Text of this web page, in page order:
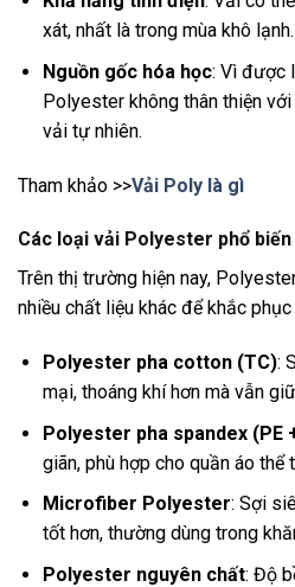
xát, nhất là trong mùa khô lạnh.
Nguồn gốc hóa học: Vì được
Polyester không thân thiện
vải tự nhiên.
Tham khảo >>Vải Poly là gì
Các loại vải Polyester phổ biến
Trên thị trường hiện nay,
nhiều chất liệu khác để khắc
Polyester pha cotton (TC):
mại, thoáng khí hơn mà vẫn
Polyester pha spandex (PE
giãn, phù hợp cho quần áo thể
Microfiber Polyester: Sợi
tốt hơn, thường dùng trong
Polyester nguyên chất: Độ